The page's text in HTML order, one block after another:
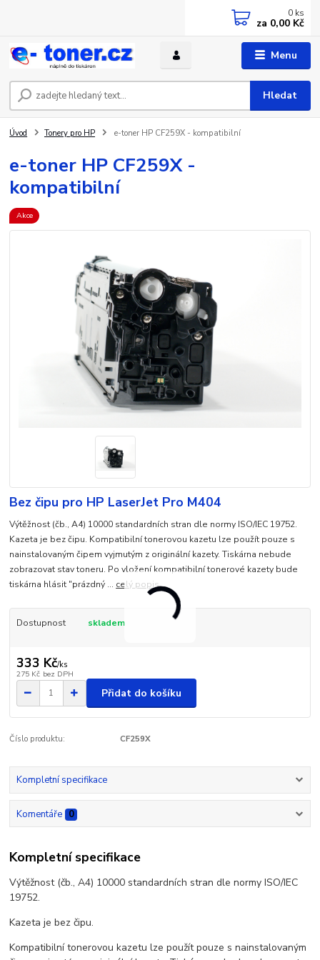
Menu
Hledat
0 ks
za 0,00 Kč
Úvod Tonery pro HP e-toner HP CF259X - kompatibilní
e-toner HP CF259X -
kompatibilní
Akce
Bez čipu pro HP LaserJet Pro M404
Výtěžnost (čb., A4) 10000 standardních stran dle normy ISO/IEC 19752.
Kazeta je bez čipu. Kompatibilní tonerovou kazetu lze použít pouze s
nainstalovaným čipem vyjmutým z originální kazety. Tiskárna nebude
zobrazovat stav toneru. Po vložení kompatibilní tonerové kazety bude
tiskárna hlásit "prázdný ... celý popis
Dostupnost skladem
333 Kč/ks
275 Kč bez DPH
Přidat do košíku
Číslo produktu: CF259X
Kompletní specifikace
Komentáře 0
Kompletní specifikace
Výtěžnost (čb., A4) 10000 standardních stran dle normy ISO/IEC
19752.
Kazeta je bez čipu.
Kompatibilní tonerovou kazetu lze použít pouze s nainstalovaným